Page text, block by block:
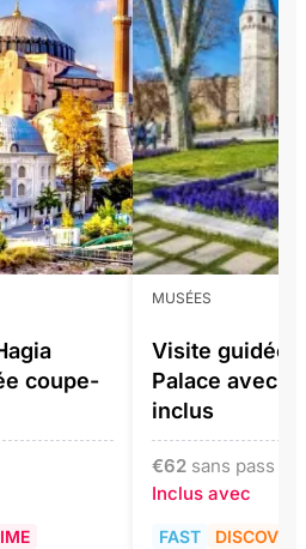
coupe-
MUSÉES
Visite guidée
Palace avec
inclus
€62 sans pass
Inclus avec
FAST DISCOVER